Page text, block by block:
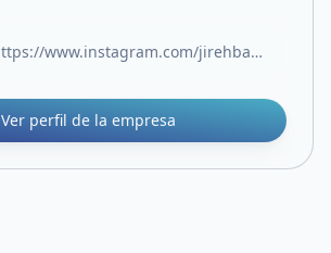
https://www.instagram.com/jirehbazar.vm/
Ver perfil de la empresa